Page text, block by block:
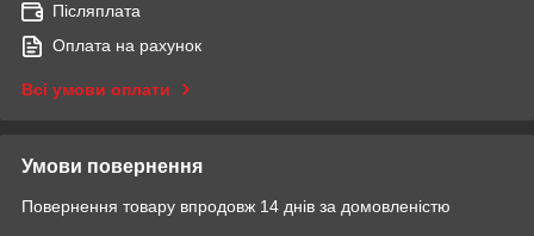
Післяплата
Оплата на рахунок
Всі умови оплати
Умови повернення
Повернення товару впродовж 14 днів за домовленістю